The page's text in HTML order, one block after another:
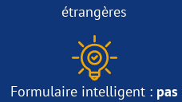
étrangères
Formulaire intelligent : pas